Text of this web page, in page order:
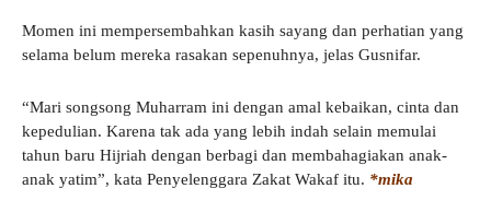
Momen ini mempersembahkan kasih sayang dan perhatian yang
selama belum mereka rasakan sepenuhnya, jelas Gusnifar.
“Mari songsong Muharram ini dengan amal kebaikan, cinta dan
kepedulian. Karena tak ada yang lebih indah selain memulai
tahun baru Hijriah dengan berbagi dan membahagiakan anak-
anak yatim”, kata Penyelenggara Zakat Wakaf itu. *mika